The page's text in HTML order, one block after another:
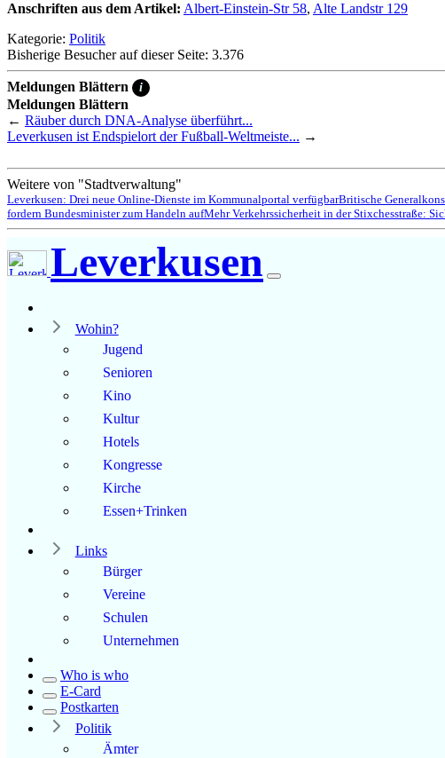
Anschriften aus dem Artikel: Albert-Einstein-Str 58, Alte Landstr 129
Kategorie: Politik
Bisherige Besucher auf dieser Seite: 3.376
Meldungen Blättern i
Meldungen Blättern
← Räuber durch DNA-Analyse überführt...
Leverkusen ist Endspielort der Fußball-Weltmeiste... →
Weitere von "Stadtverwaltung"
Leverkusen: Drei neue Online-Dienste im Kommunalportal verfügbarBritische
fordern Bundesminister zum Handeln aufMehr Verkehrssicherheit in der Stixchesstraße:
Leverkusen
Wohin?
Jugend
Senioren
Kino
Kultur
Hotels
Kongresse
Kirche
Essen+Trinken
Links
Bürger
Vereine
Schulen
Unternehmen
Who is who
E-Card
Postkarten
Politik
Ämter